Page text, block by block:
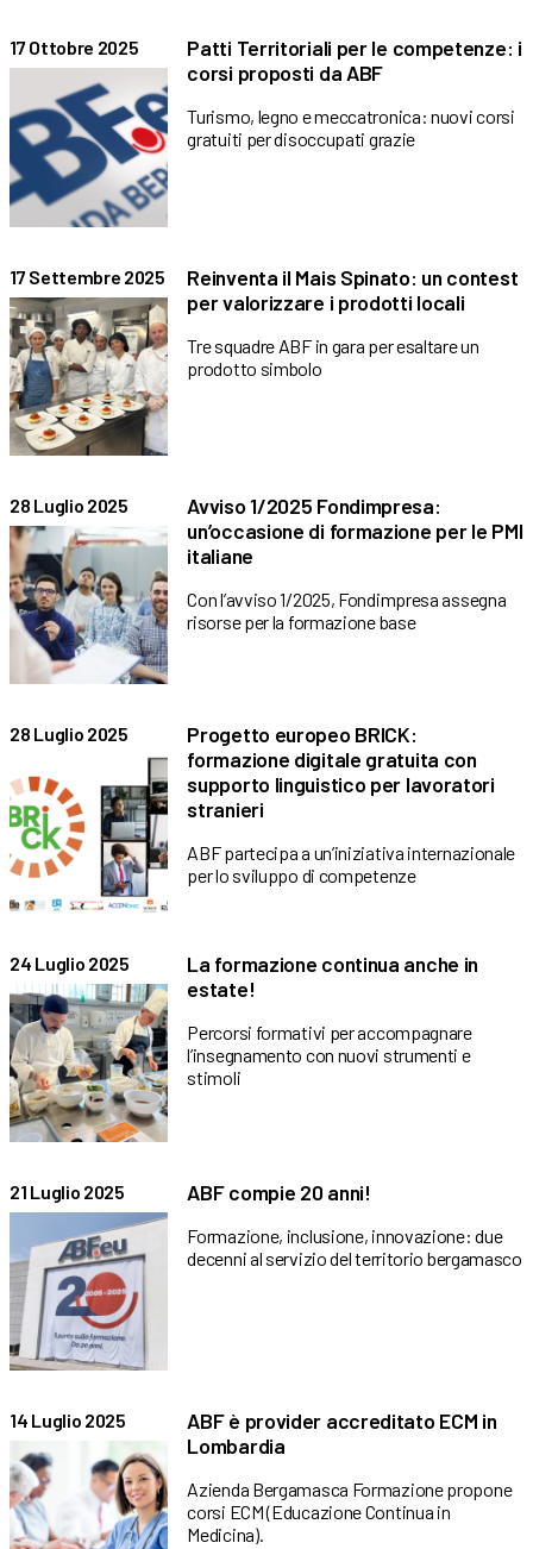
17 Ottobre 2025
Patti Territoriali per le competenze: i
corsi proposti da ABF
Turismo, legno e meccatronica: nuovi corsi
gratuiti per disoccupati grazie
17 Settembre 2025
Reinventa il Mais Spinato: un contest
per valorizzare i prodotti locali
Tre squadre ABF in gara per esaltare un
prodotto simbolo
28 Luglio 2025
Avviso 1/2025 Fondimpresa:
un’occasione di formazione per le PMI
italiane
Con l’avviso 1/2025, Fondimpresa assegna
risorse per la formazione base
28 Luglio 2025
Progetto europeo BRICK:
formazione digitale gratuita con
supporto linguistico per lavoratori
stranieri
ABF partecipa a un’iniziativa internazionale
per lo sviluppo di competenze
24 Luglio 2025
La formazione continua anche in
estate!
Percorsi formativi per accompagnare
l’insegnamento con nuovi strumenti e
stimoli
21 Luglio 2025 ABF compie 20 anni!
Formazione, inclusione, innovazione: due
decenni al servizio del territorio bergamasco
14 Luglio 2025
ABF è provider accreditato ECM in
Lombardia
Azienda Bergamasca Formazione propone
corsi ECM (Educazione Continua in
Medicina).